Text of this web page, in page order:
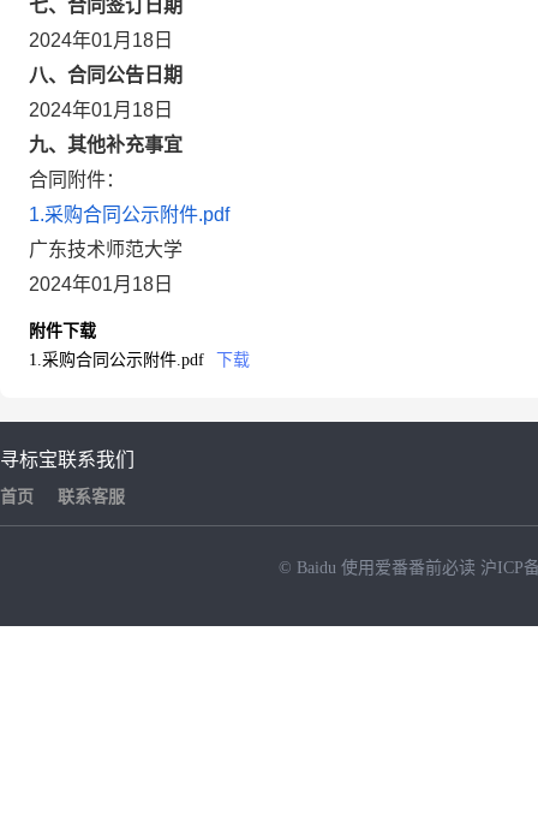
七、合同签订日期
2024年01月18日
八、合同公告日期
2024年01月18日
九、其他补充事宜
合同附件：
1.采购合同公示附件.pdf
广东技术师范大学
2024年01月18日
附件下载
1.采购合同公示附件.pdf
下载
寻标宝
首页
联系我们
联系客服
© Baidu 使用爱番番前必读 沪ICP